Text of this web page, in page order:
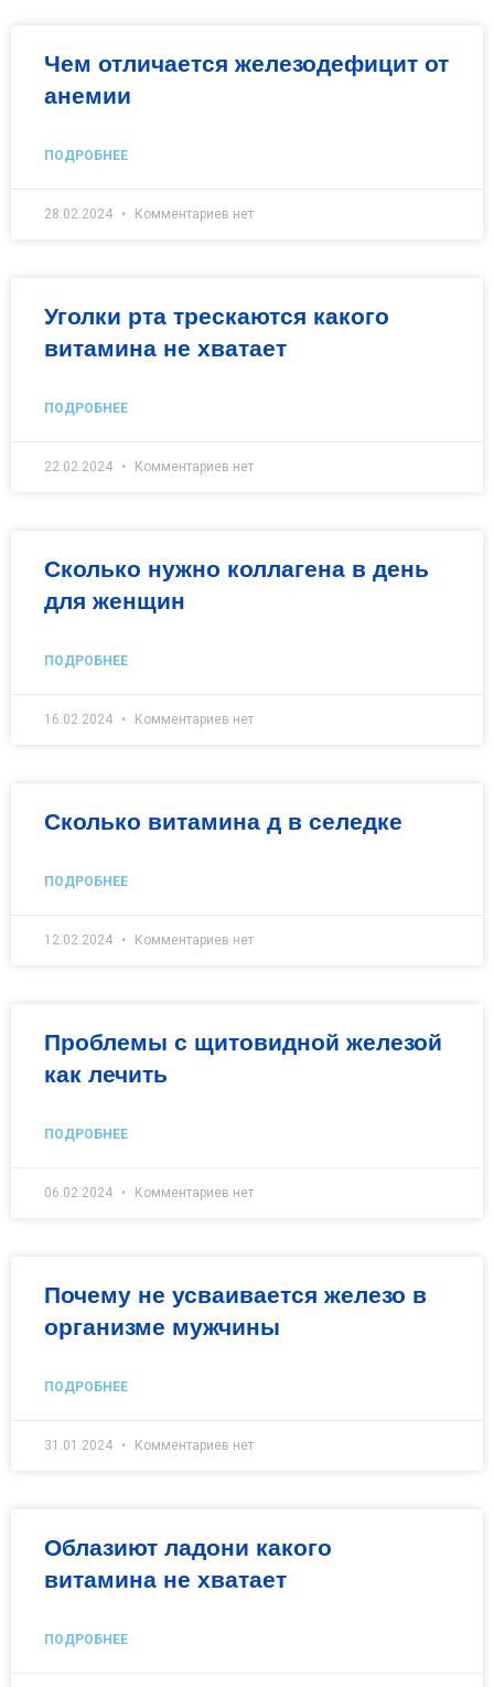
Чем отличается железодефицит от
анемии
ПОДРОБНЕЕ
28.02.2024 Комментариев нет
Уголки рта трескаются какого
витамина не хватает
ПОДРОБНЕЕ
22.02.2024 Комментариев нет
Сколько нужно коллагена в день
для женщин
ПОДРОБНЕЕ
16.02.2024 Комментариев нет
Сколько витамина д в селедке
ПОДРОБНЕЕ
12.02.2024 Комментариев нет
Проблемы с щитовидной железой
как лечить
ПОДРОБНЕЕ
06.02.2024 Комментариев нет
Почему не усваивается железо в
организме мужчины
ПОДРОБНЕЕ
31.01.2024 Комментариев нет
Облазиют ладони какого
витамина не хватает
ПОДРОБНЕЕ